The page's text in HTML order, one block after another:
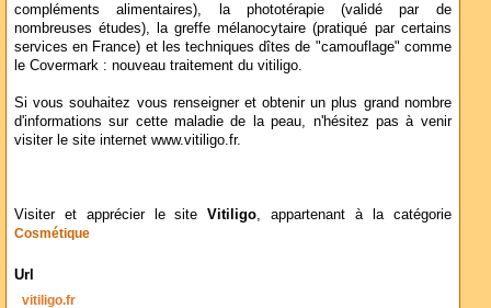
compléments alimentaires), la phototérapie (validé par de
nombreuses études), la greffe mélanocytaire (pratiqué par certains
services en France) et les techniques dîtes de "camouflage" comme
le Covermark : nouveau traitement du vitiligo.
Si vous souhaitez vous renseigner et obtenir un plus grand nombre
d'informations sur cette maladie de la peau, n'hésitez pas à venir
visiter le site internet www.vitiligo.fr.
Visiter et apprécier le siteVitiligo, appartenant à la catégorie
Cosmétique
Url
vitiligo.fr